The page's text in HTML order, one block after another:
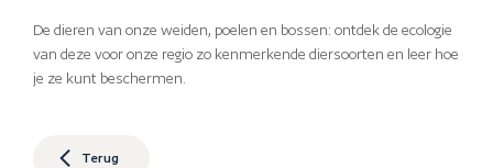
De dieren van onze weiden, poelen en bossen: ontdek de ecologie
van deze voor onze regio zo kenmerkende diersoorten en leer hoe
je ze kunt beschermen.
Terug